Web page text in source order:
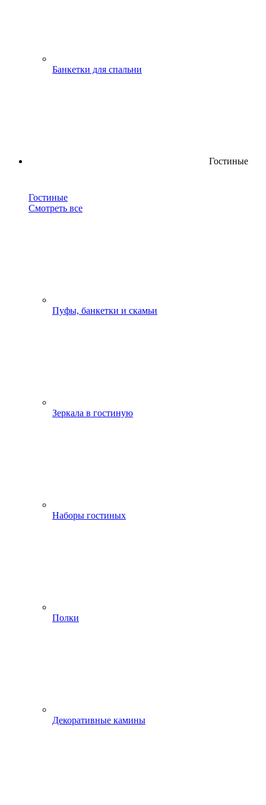
Банкетки для спальни
Гостиные
Гостиные
Смотреть все
Пуфы, банкетки и скамьи
Зеркала в гостиную
Наборы гостиных
Полки
Декоративные камины